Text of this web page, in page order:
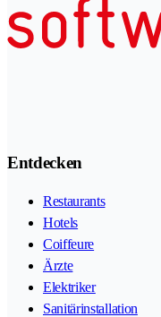
Entdecken
Restaurants
Hotels
Coiffeure
Ärzte
Elektriker
Sanitärinstallation